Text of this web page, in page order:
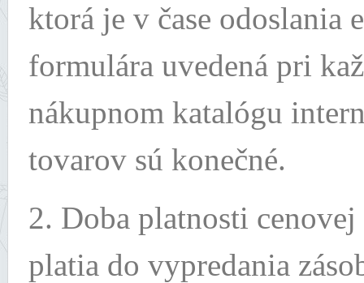
ktorá je v čase odoslania
formulára uvedená pri
nákupnom katalógu
tovarov sú konečné.
2. Doba platnosti
platia do vypredania